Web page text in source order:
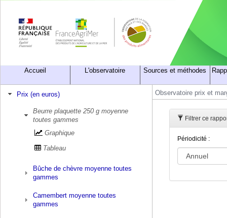
Accueil L'observatoire Sources et méthodes
Prix (en euros)
Beurre plaquette 250 g moyenne
toutes gammes
Graphique
Tableau
Bûche de chèvre moyenne toutes
gammes
Camembert moyenne toutes
gammes
Observatoire prix et
Filtrer ce
Périodicité :